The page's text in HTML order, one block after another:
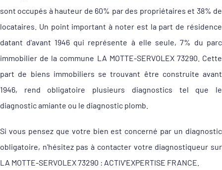
sont occupés à hauteur de 60% par des propriétaires et 38% de
locataires. Un point important à noter est la part de résidence
datant d'avant 1946 qui représente à elle seule, 7% du parc
immobilier de la commune LA MOTTE-SERVOLEX 73290. Cette
part de biens immobiliers se trouvant être construite avant
1946, rend obligatoire plusieurs diagnostics tel que le
diagnostic amiante ou le diagnostic plomb.
Si vous pensez que votre bien est concerné par un diagnostic
obligatoire, n'hésitez pas à contacter votre diagnostiqueur sur
LA MOTTE-SERVOLEX 73290 : ACTIV'EXPERTISE FRANCE.